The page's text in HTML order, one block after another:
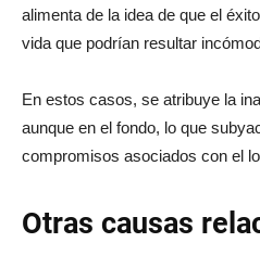
alimenta de la idea de que el
vida que podrían resultar
En estos casos, se atribuye la
aunque en el fondo, lo que
compromisos asociados con el
Otras causas